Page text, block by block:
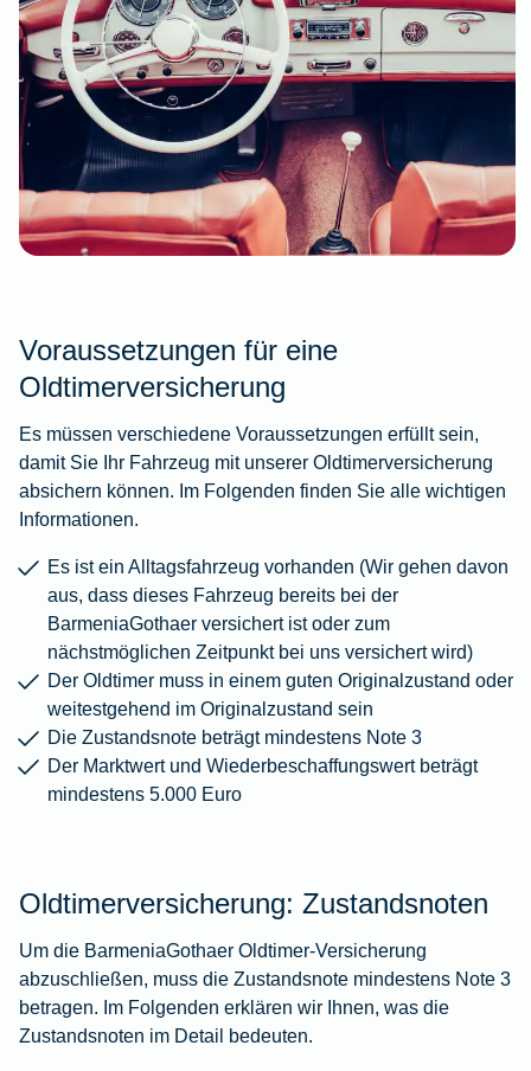
Voraussetzungen für eine
Oldtimerversicherung
Es müssen verschiedene Voraussetzungen erfüllt sein,
damit Sie Ihr Fahrzeug mit unserer Oldtimerversicherung
absichern können. Im Folgenden finden Sie alle wichtigen
Informationen.
Es ist ein Alltagsfahrzeug vorhanden (Wir gehen davon
aus, dass dieses Fahrzeug bereits bei der
BarmeniaGothaer versichert ist oder zum
nächstmöglichen Zeitpunkt bei uns versichert wird)
Der Oldtimer muss in einem guten Originalzustand oder
weitestgehend im Originalzustand sein
Die Zustandsnote beträgt mindestens Note 3
Der Marktwert und Wiederbeschaffungswert beträgt
mindestens 5.000 Euro
Oldtimerversicherung: Zustandsnoten
Um die BarmeniaGothaer Oldtimer-Versicherung
abzuschließen, muss die Zustandsnote mindestens Note 3
betragen. Im Folgenden erklären wir Ihnen, was die
Zustandsnoten im Detail bedeuten.